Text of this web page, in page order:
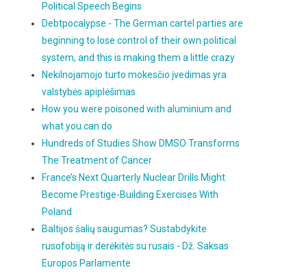
Political Speech Begins
Debtpocalypse - The German cartel parties are
beginning to lose control of their own political
system, and this is making them a little crazy
Nekilnojamojo turto mokesčio įvedimas yra
valstybės apiplėšimas
How you were poisoned with aluminium and
what you can do
Hundreds of Studies Show DMSO Transforms
The Treatment of Cancer
France’s Next Quarterly Nuclear Drills Might
Become Prestige-Building Exercises With
Poland
Baltijos šalių saugumas? Sustabdykite
rusofobiją ir derėkitės su rusais - Dž. Saksas
Europos Parlamente